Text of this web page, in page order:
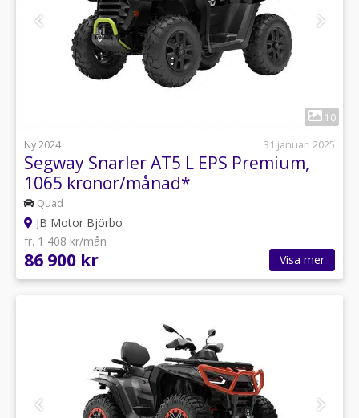
10
Ny 2024
31 januari 2025
Segway Snarler AT5 L EPS Premium,
1065 kronor/månad*
Quad
JB Motor Björbo
fr. 1 408 kr/mån
86 900 kr Visa mer